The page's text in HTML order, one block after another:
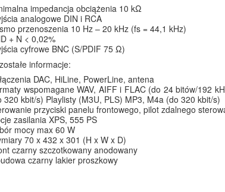
impedancja obciążenia 10 kΩ
analogowe DIN i RCA
przenoszenia 10 Hz – 20 kHz (fs = 44,1 kHz)
+ N < 0,02%
cyfrowe BNC (S/PDIF 75 Ω)
informacje:
DAC, HiLine, PowerLine, antena
wspomagane WAV, AIFF i FLAC (do 24 bitów/192
320 kbit/s) Playlisty (M3U, PLS) MP3, M4a (do 320 kbit/s)
przyciski panelu frontowego, pilot zdalnego
zasilania XPS, 555 PS
mocy max 60 W
70 x 432 x 301 (H x W x D)
czarny szczotkowany anodowany
czarny lakier proszkowy